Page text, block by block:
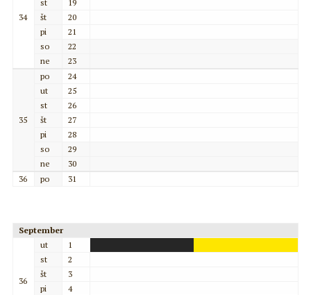
34
st
19
št
20
pi
21
so
22
ne
23
35
po
24
ut
25
st
26
št
27
pi
28
so
29
ne
30
36
po 31
September
36
ut
1
st
2
št
3
pi
4